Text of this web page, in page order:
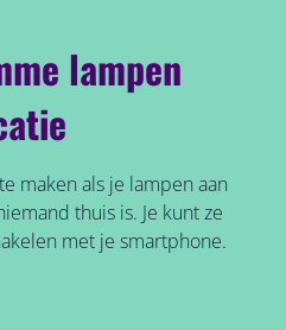
lampen
maken als je lampen aan
thuis is. Je kunt ze
met je smartphone.